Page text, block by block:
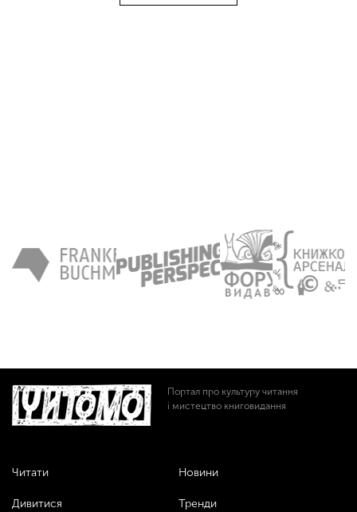
Портал про культуру читання
і мистецтво книговидання
Читати
Дивитися
Новини
Тренди